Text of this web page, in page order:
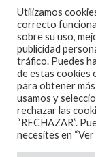
2007
Utilizamos
correcto
sobre su uso,
publicidad
tráfico. Puedes
de estas cookies
para obtener
usamos y
rechazar las
“RECHAZAR”.
necesites en